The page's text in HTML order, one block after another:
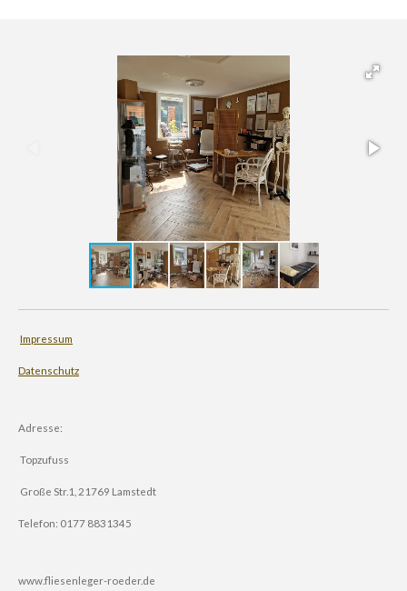
Impressum
Datenschutz
Adresse:
Topzufuss
Große Str.1, 21769 Lamstedt
Telefon: 0177 8831345
www.fliesenleger-roeder.de